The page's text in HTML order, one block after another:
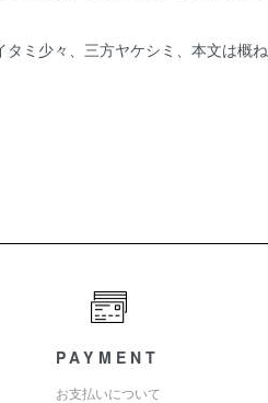
ミ少々、三方ヤケシミ、本文は概ね
PAYMENT
お支払いについて